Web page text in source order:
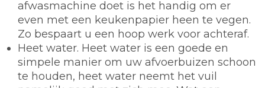
afwasmachine doet is het handig om er
even met een keukenpapier heen te vegen.
Zo bespaart u een hoop werk voor achteraf.
Heet water. Heet water is een goede en
simpele manier om uw afvoerbuizen schoon
te houden, heet water neemt het vuil